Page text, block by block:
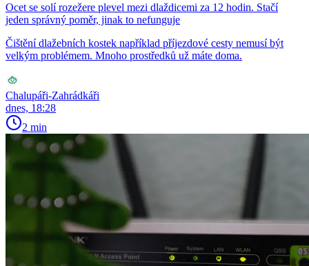
Ocet se solí rozežere plevel mezi dlaždicemi za 12 hodin. Stačí
jeden správný poměr, jinak to nefunguje
Čištění dlažebních kostek například příjezdové cesty nemusí být
velkým problémem. Mnoho prostředků už máte doma.
Chalupáři-Zahrádkáři
dnes, 18:28
2 min